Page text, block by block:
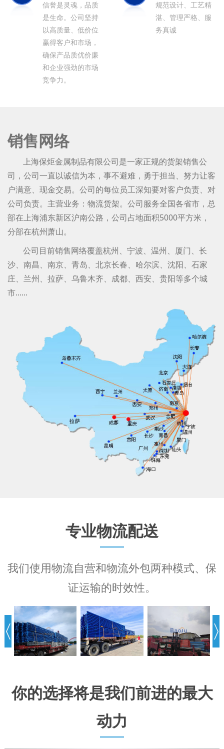
信誉是灵魂，品质
是生命。公司坚持
以高质量、低价位
赢得客户和市场，
确保产品质优价廉
和企业强劲的市场
竞争力。
规范设计、工艺精
湛、管理严格、服
务真诚
销售网络
上海保炬金属制品有限公司是一家正规的货架销售公
司，公司一直以诚信为本，事不避难，勇于担当、努力让客
户满意、现金交易。公司的每位员工深知要对客户负责、对
公司负责。主营业务：物流货架。公司服务全国各省市，总
部在上海浦东新区沪南公路，公司占地面积5000平方米，
分部在杭州萧山。
公司目前销售网络覆盖杭州、宁波、温州、厦门、长
沙、南昌、南京、青岛、北京长春、哈尔滨、沈阳、石家
庄、兰州、拉萨、乌鲁木齐、成都、西安、贵阳等多个城
市......
专业物流配送
我们使用物流自营和物流外包两种模式、保
证运输的时效性。
你的选择将是我们前进的最大
动力